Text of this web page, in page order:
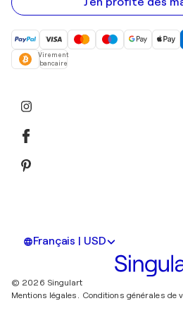
Virement
bancaire
Français | USD
© 2026 Singulart
Mentions légales. Conditions générales de